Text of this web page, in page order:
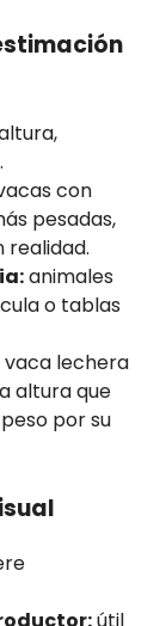
con
pesadas,
realidad.
animales
o tablas
vaca lechera
altura que
por su
útil